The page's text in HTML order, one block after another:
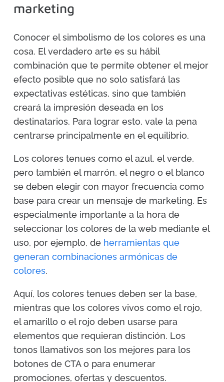
marketing
Conocer el simbolismo de los colores es una
cosa. El verdadero arte es su hábil
combinación que te permite obtener el mejor
efecto posible que no solo satisfará las
expectativas estéticas, sino que también
creará la impresión deseada en los
destinatarios. Para lograr esto, vale la pena
centrarse principalmente en el equilibrio.
Los colores tenues como el azul, el verde,
pero también el marrón, el negro o el blanco
se deben elegir con mayor frecuencia como
base para crear un mensaje de marketing. Es
especialmente importante a la hora de
seleccionar los colores de la web mediante el
uso, por ejemplo, de herramientas que
generan combinaciones armónicas de
colores.
Aquí, los colores tenues deben ser la base,
mientras que los colores vivos como el rojo,
el amarillo o el rojo deben usarse para
elementos que requieran distinción. Los
tonos llamativos son los mejores para los
botones de CTA o para enumerar
promociones, ofertas y descuentos.